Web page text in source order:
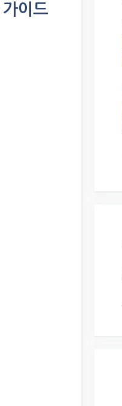
이드